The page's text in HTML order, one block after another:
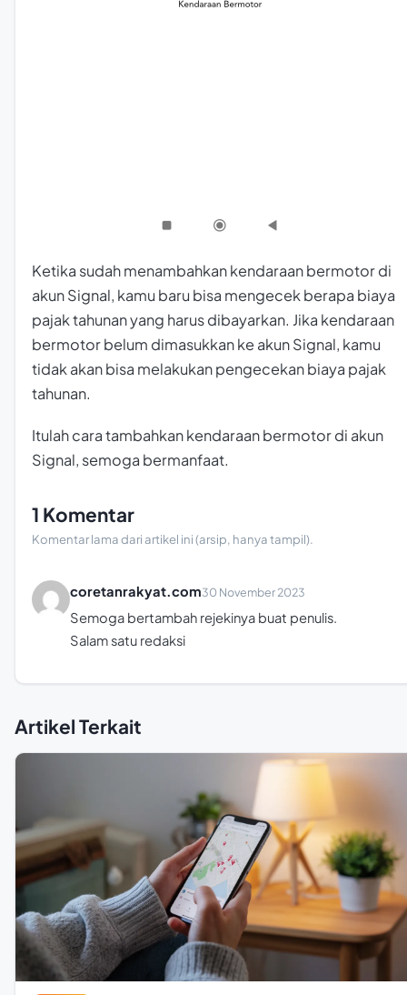
Ketika sudah menambahkan kendaraan bermotor di
akun Signal, kamu baru bisa mengecek berapa biaya
pajak tahunan yang harus dibayarkan. Jika kendaraan
bermotor belum dimasukkan ke akun Signal, kamu
tidak akan bisa melakukan pengecekan biaya pajak
tahunan.
Itulah cara tambahkan kendaraan bermotor di akun
Signal, semoga bermanfaat.
1 Komentar
Komentar lama dari artikel ini (arsip, hanya tampil).
coretanrakyat.com30 November 2023
Semoga bertambah rejekinya buat penulis.
Salam satu redaksi
Artikel Terkait